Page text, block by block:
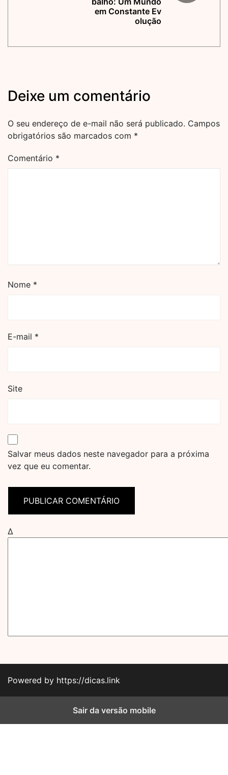
em Constante Ev
olução
Deixe um comentário
O seu endereço de e-mail não será publicado. Campos
obrigatórios são marcados com *
Comentário *
Nome *
E-mail *
Site
Salvar meus dados neste navegador para a próxima
vez que eu comentar.
Δ
Powered by https://dicas.link
Sair da versão mobile